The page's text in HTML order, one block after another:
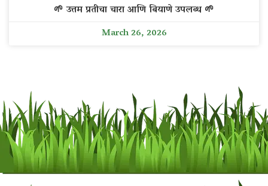
🌱 उत्तम प्रतीचा चारा आणि बियाणे उपलब्ध 🌱
March 26, 2026